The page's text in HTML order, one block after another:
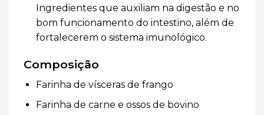
Ingredientes que auxiliam na digestão e no
bom funcionamento do intestino, além de
fortalecerem o sistema imunológico.
Composição
Farinha de vísceras de frango
Farinha de carne e ossos de bovino